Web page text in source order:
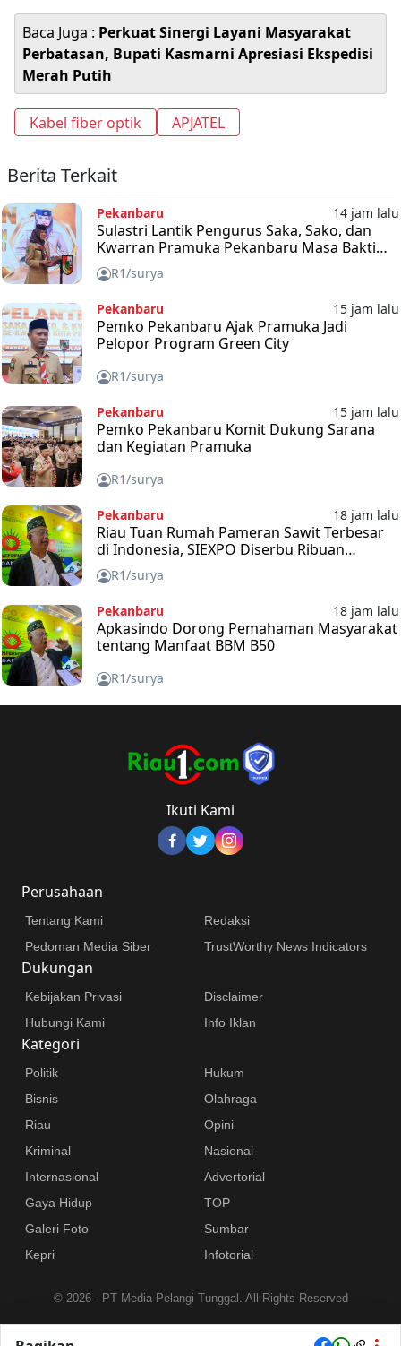
Baca Juga : Perkuat Sinergi Layani Masyarakat
Perbatasan, Bupati Kasmarni Apresiasi Ekspedisi
Merah Putih
Kabel fiber optik APJATEL
Berita Terkait
Pekanbaru 14 jam lalu
Sulastri Lantik Pengurus Saka, Sako, dan
Kwarran Pramuka Pekanbaru Masa Bakti
2025-2030
R1/surya
Pekanbaru 15 jam lalu
Pemko Pekanbaru Ajak Pramuka Jadi
Pelopor Program Green City
R1/surya
Pekanbaru 15 jam lalu
Pemko Pekanbaru Komit Dukung Sarana
dan Kegiatan Pramuka
R1/surya
Pekanbaru 18 jam lalu
Riau Tuan Rumah Pameran Sawit Terbesar
di Indonesia, SIEXPO Diserbu Ribuan
Pengunjung
R1/surya
Pekanbaru 18 jam lalu
Apkasindo Dorong Pemahaman Masyarakat
tentang Manfaat BBM B50
R1/surya
Ikuti Kami
Perusahaan
Tentang Kami
Redaksi
Pedoman Media Siber
TrustWorthy News Indicators
Dukungan
Kebijakan Privasi
Disclaimer
Hubungi Kami
Info Iklan
Kategori
Politik
Hukum
Bisnis
Olahraga
Riau
Opini
Kriminal
Nasional
Internasional
Advertorial
Gaya Hidup
TOP
Galeri Foto
Sumbar
Kepri
Infotorial
© 2026 - PT Media Pelangi Tunggal. All Rights Reserved